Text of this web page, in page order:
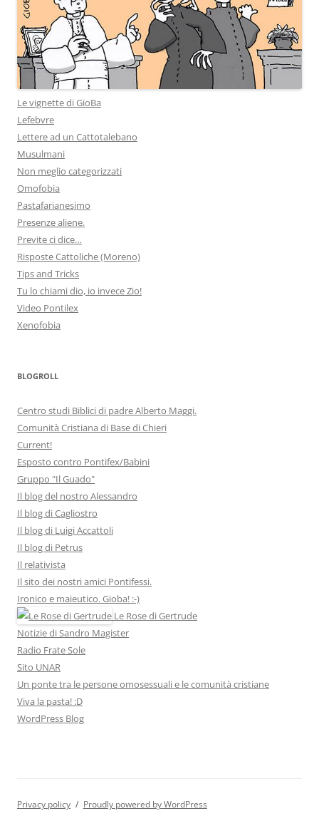
Le vignette di GioBa
Lefebvre
Lettere ad un Cattotalebano
Musulmani
Non meglio categorizzati
Omofobia
Pastafarianesimo
Presenze aliene.
Previte ci dice…
Risposte Cattoliche (Moreno)
Tips and Tricks
Tu lo chiami dio, io invece Zio!
Video Pontilex
Xenofobia
BLOGROLL
Centro studi Biblici di padre Alberto Maggi.
Comunità Cristiana di Base di Chieri
Current!
Esposto contro Pontifex/Babini
Gruppo "Il Guado"
Il blog del nostro Alessandro
Il blog di Cagliostro
Il blog di Luigi Accattoli
Il blog di Petrus
Il relativista
Il sito dei nostri amici Pontifessi.
Ironico e maieutico. Gioba! :-)
Le Rose di Gertrude
Notizie di Sandro Magister
Radio Frate Sole
Sito UNAR
Un ponte tra le persone omosessuali e le comunità cristiane
Viva la pasta! :D
WordPress Blog
Privacy policy Proudly powered by WordPress